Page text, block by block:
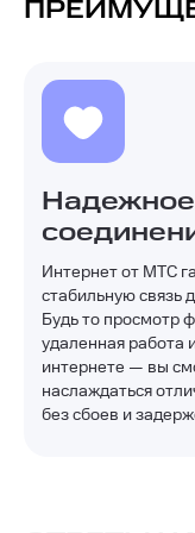
Надежное
Интернет от МТС
стабильную связь
Будь то просмотр
удаленная работа
интернете — вы
наслаждаться
без сбоев и